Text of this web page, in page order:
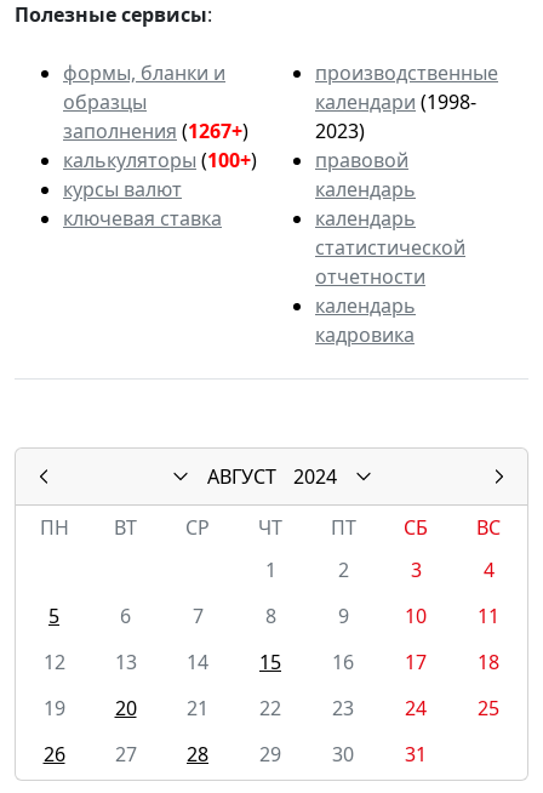
Полезные сервисы:
формы, бланки и
образцы
заполнения (1267+)
калькуляторы (100+)
курсы валют
ключевая ставка
производственные
календари (1998-
2023)
правовой
календарь
календарь
статистической
отчетности
календарь
кадровика
АВГУСТ
2024
ПН
ВТ СР ЧТ ПТ СБ
ВС
1
2 3
4
5
6 7 8 9 10
11
12
13 14 15 16 17
18
19
20 21 22 23 24
25
26
27 28 29 30 31